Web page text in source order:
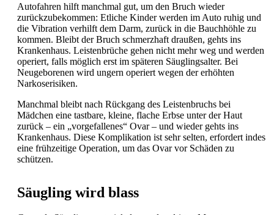
Autofahren hilft manchmal gut, um den Bruch wieder
zurückzubekommen: Etliche Kinder werden im Auto ruhig und
die Vibration verhilft dem Darm, zurück in die Bauchhöhle zu
kommen. Bleibt der Bruch schmerzhaft draußen, gehts ins
Krankenhaus. Leistenbrüche gehen nicht mehr weg und werden
operiert, falls möglich erst im späteren Säuglingsalter. Bei
Neugeborenen wird ungern operiert wegen der erhöhten
Narkoserisiken.
Manchmal bleibt nach Rückgang des Leistenbruchs bei
Mädchen eine tastbare, kleine, flache Erbse unter der Haut
zurück – ein „vorgefallenes“ Ovar – und wieder gehts ins
Krankenhaus. Diese Komplikation ist sehr selten, erfordert indes
eine frühzeitige Operation, um das Ovar vor Schäden zu
schützen.
Säugling wird blass